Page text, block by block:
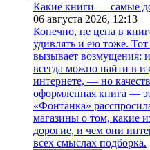
Какие книги — самые
06 августа 2026, 12:13
Конечно, не цена в
удивлять и ею тоже. Тот
вызывает возмущения:
всегда можно найти в
интернете, — но
оформленная книга —
«Фонтанка»
магазины о том, какие
дорогие, и чем они
всех смыслах подборка.